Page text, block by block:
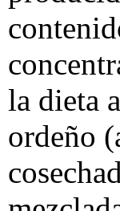
la dieta
ordeño